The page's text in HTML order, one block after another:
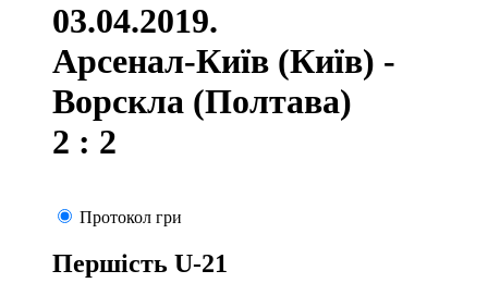
03.04.2019.
Арсенал-Київ (Київ) -
Ворскла (Полтава)
2 : 2
Протокол гри
Першість U-21